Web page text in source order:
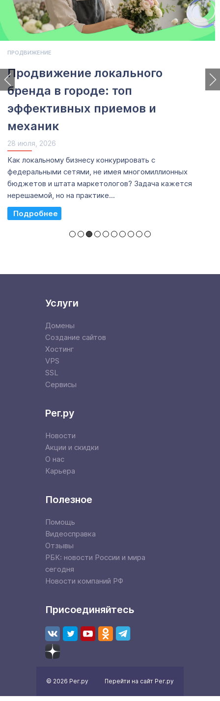
ПРОДВИЖЕНИЕ
Продвижение локального
бренда в городе: топ
эффективных приемов и
механик
28 июля, 2026
Как локальному бизнесу конкурировать с
федеральными сетями, не имея многомиллионных
бюджетов и штата маркетологов? Задача кажется
нерешаемой, но на практике...
Read More
Услуги
Домены
Создание сайтов
Хостинг
VPS
SSL
Сервисы
Рег.ру
Новости
Акции и скидки
О нас
Карьера
Полезное
Помощь
Видеосправка
Отзывы
РБК: новости России и мира
сегодня
Новости компаний РФ
Присоединяйтесь
© 2026 Рег.ру Перейти на сайт Рег.ру